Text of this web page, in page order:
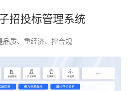
招投标管理系统
品质、重经济、控合规